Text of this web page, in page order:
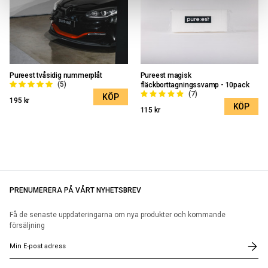
Pureest tvåsidig nummerplåt
(5)
195 kr
KÖP
Pureest magisk
fläckborttagningssvamp - 10pack
(7)
115 kr
KÖP
PRENUMERERA PÅ VÅRT NYHETSBREV
Få de senaste uppdateringarna om nya produkter och kommande
försäljning